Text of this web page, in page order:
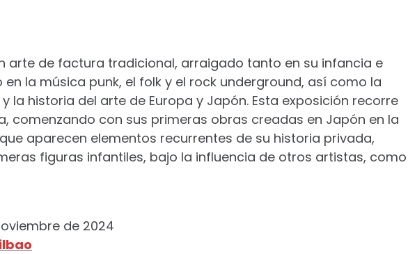
arte de factura tradicional, arraigado tanto en su infancia e
la música punk, el folk y el rock underground, así como la
la historia del arte de Europa y Japón. Esta exposición recorre
comenzando con sus primeras obras creadas en Japón en la
aparecen elementos recurrentes de su historia privada,
figuras infantiles, bajo la influencia de otros artistas, como
de 2024